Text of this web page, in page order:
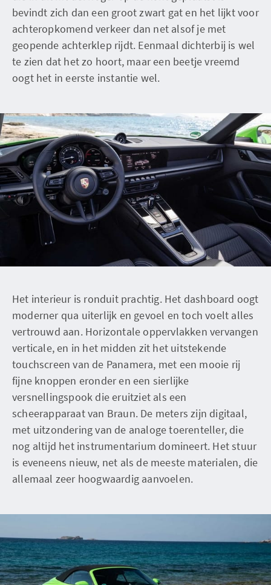
bevindt zich dan een groot zwart gat en het lijkt voor
achteropkomend verkeer dan net alsof je met
geopende achterklep rijdt. Eenmaal dichterbij is wel
te zien dat het zo hoort, maar een beetje vreemd
oogt het in eerste instantie wel.
Het interieur is ronduit prachtig. Het dashboard oogt
moderner qua uiterlijk en gevoel en toch voelt alles
vertrouwd aan. Horizontale oppervlakken vervangen
verticale, en in het midden zit het uitstekende
touchscreen van de Panamera, met een mooie rij
fijne knoppen eronder en een sierlijke
versnellingspook die eruitziet als een
scheerapparaat van Braun. De meters zijn digitaal,
met uitzondering van de analoge toerenteller, die
nog altijd het instrumentarium domineert. Het stuur
is eveneens nieuw, net als de meeste materialen, die
allemaal zeer hoogwaardig aanvoelen.